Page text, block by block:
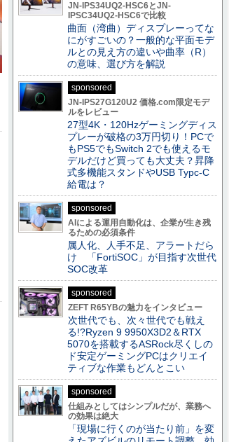
JN-IPS34UQ2-HSC6とJN-
IPSC34UQ2-HSC6で比較
曲面（湾曲）ディスプレーってな
にがすごいの？一般的な平面モデ
ルとの見え方の違いや曲率（R）
の意味、選び方を解説
sponsored
JN-IPS27G120U2 価格.com限定モデ
ルをレビュー
27型4K・120Hzゲーミングディス
プレーが破格の3万円切り！PCで
もPS5でもSwitch 2でも使えるモ
デルだけど買っても大丈夫？昇降
式多機能スタンドやUSB Typc-C
給電は？
sponsored
AIによる運用自動化は、企業が生き残
るための必須条件
属人化、人手不足、アラートだら
け 「FortiSOC」が目指す次世代
SOC改革
sponsored
ZEFT R65YBの魅力をインタビュー
次世代でも、次々世代でも戦え
る!?Ryzen 9 9950X3D2＆RTX
5070を搭載するASRock尽くしの
ド安定ゲーミングPCはクリエイ
ティブな作業もどんとこい
sponsored
仕組みとしてはシンプルだが、業務へ
の効果は絶大
「現場に行くのが当たり前」を変